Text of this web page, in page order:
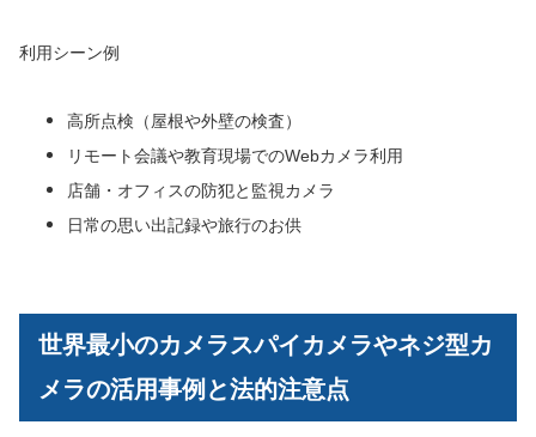
利用シーン例
高所点検（屋根や外壁の検査）
リモート会議や教育現場でのWebカメラ利用
店舗・オフィスの防犯と監視カメラ
日常の思い出記録や旅行のお供
世界最小のカメラスパイカメラやネジ型カ
メラの活用事例と法的注意点